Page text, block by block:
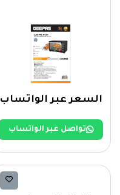
السعر عبر الواتساب
تواصل عبر الواتساب